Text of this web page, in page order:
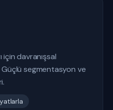
için davranışsal
segmentasyon ve